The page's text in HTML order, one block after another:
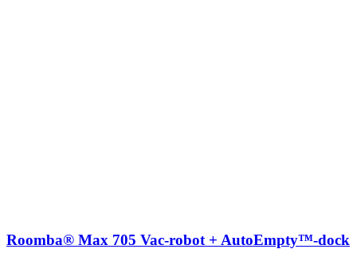
Roomba® Max 705 Vac-robot + AutoEmpty™-dock